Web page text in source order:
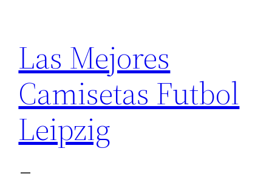
contenido
Las Mejores
Camisetas Futbol
Leipzig